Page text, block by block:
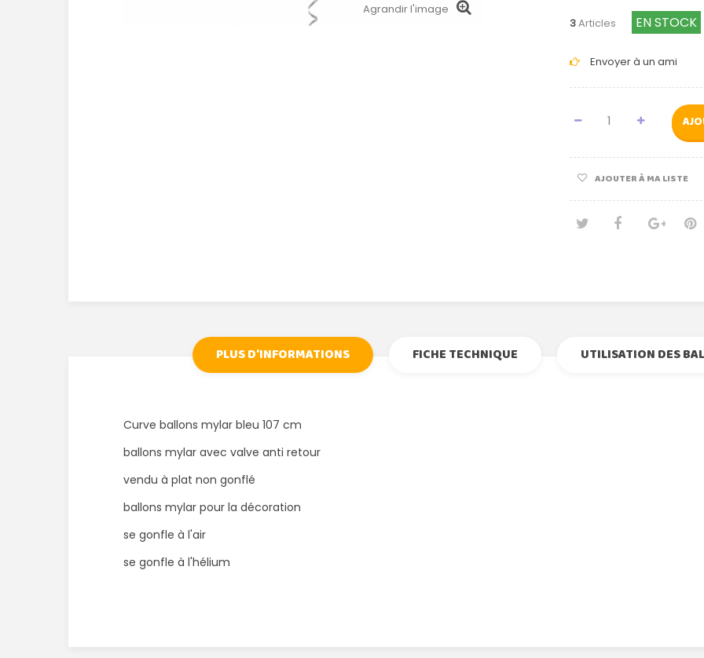
Agrandir l'image
3Articles EN STOCK
Envoyer à un ami
AJOUTER À MA LISTE
PLUS D'INFORMATIONS FICHE TECHNIQUE UTILISATION DES
Curve ballons mylar bleu 107 cm
ballons mylar avec valve anti retour
vendu à plat non gonflé
ballons mylar pour la décoration
se gonfle à l'air
se gonfle à l'hélium